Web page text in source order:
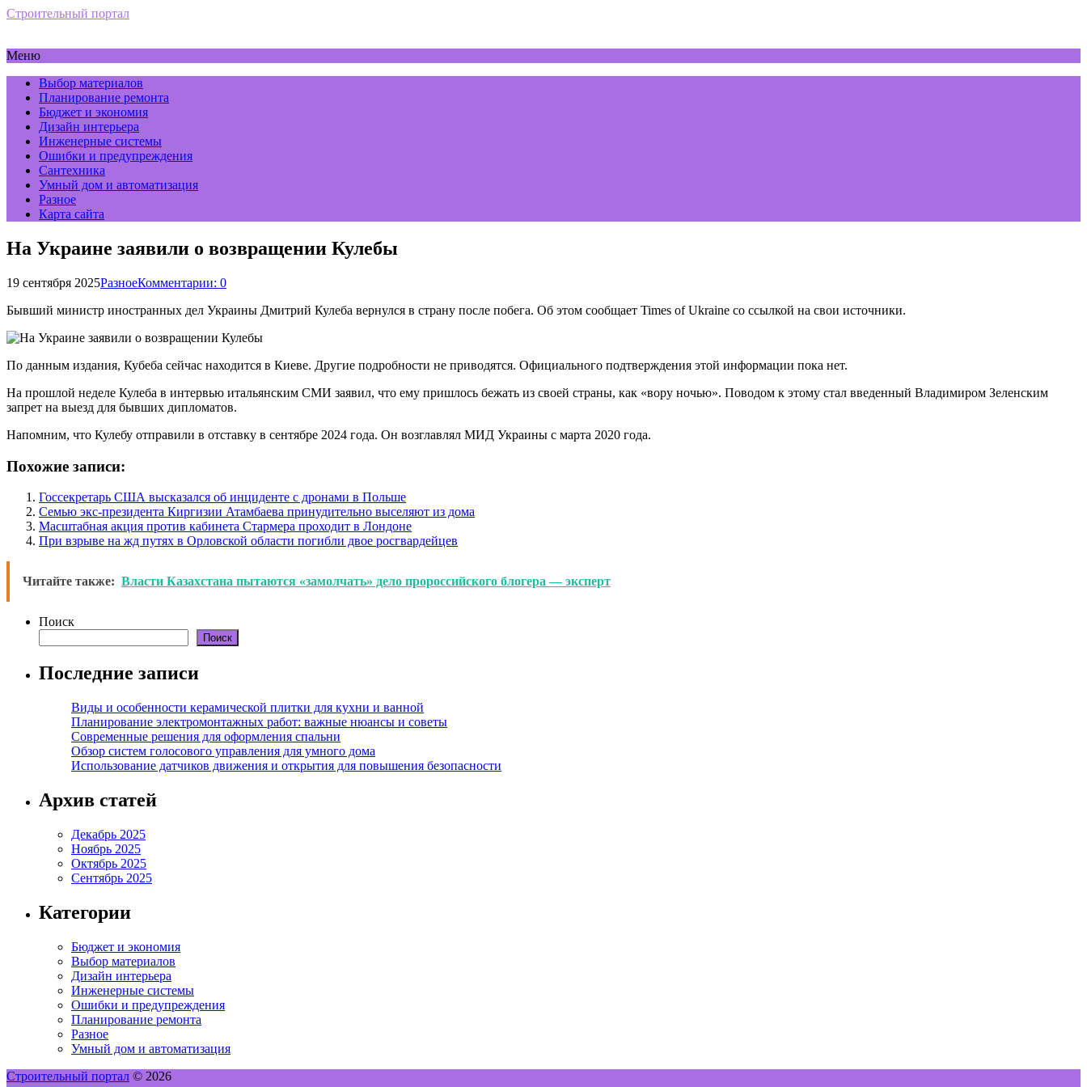
Строительный портал
Меню
Выбор материалов
Планирование ремонта
Бюджет и экономия
Дизайн интерьера
Инженерные системы
Ошибки и предупреждения
Сантехника
Умный дом и автоматизация
Разное
Карта сайта
На Украине заявили о возвращении Кулебы
19 сентября 2025РазноеКомментарии: 0
Бывший министр иностранных дел Украины Дмитрий Кулеба вернулся в страну после побега. Об этом сообщает Times of Ukraine со ссылкой на свои источники.
По данным издания, Кубеба сейчас находится в Киеве. Другие подробности не приводятся. Официального подтверждения этой информации пока нет.
На прошлой неделе Кулеба в интервью итальянским СМИ заявил, что ему пришлось бежать из своей страны, как «вору ночью». Поводом к этому стал введенный Владимиром Зеленским
запрет на выезд для бывших дипломатов.
Напомним, что Кулебу отправили в отставку в сентябре 2024 года. Он возглавлял МИД Украины с марта 2020 года.
Похожие записи:
Госсекретарь США высказался об инциденте с дронами в Польше
Семью экс-президента Киргизии Атамбаева принудительно выселяют из дома
Масштабная акция против кабинета Стармера проходит в Лондоне
При взрыве на жд путях в Орловской области погибли двое росгвардейцев
Читайте также: Власти Казахстана пытаются «замолчать» дело пророссийского блогера — эксперт
Поиск
Поиск
Последние записи
Виды и особенности керамической плитки для кухни и ванной
Планирование электромонтажных работ: важные нюансы и советы
Современные решения для оформления спальни
Обзор систем голосового управления для умного дома
Использование датчиков движения и открытия для повышения безопасности
Архив статей
Декабрь 2025
Ноябрь 2025
Октябрь 2025
Сентябрь 2025
Категории
Бюджет и экономия
Выбор материалов
Дизайн интерьера
Инженерные системы
Ошибки и предупреждения
Планирование ремонта
Разное
Умный дом и автоматизация
Строительный портал © 2026